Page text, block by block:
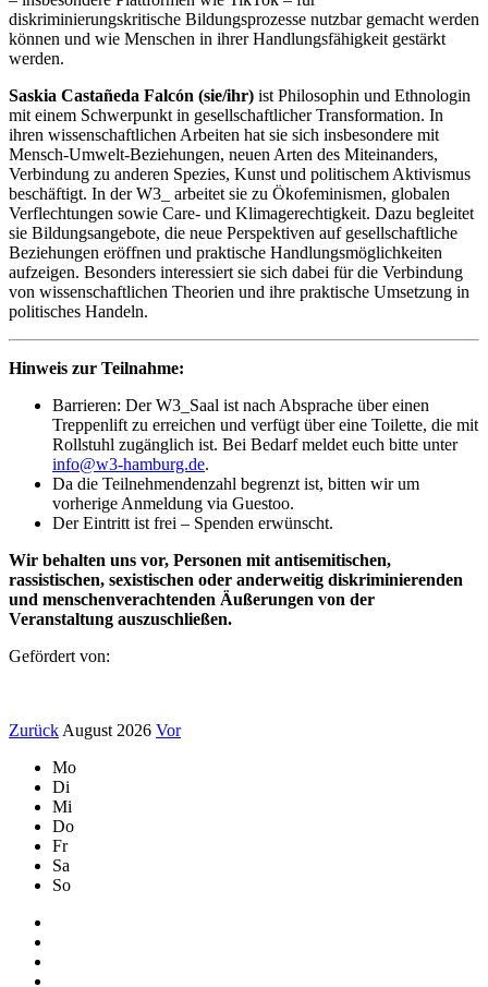
diskriminierungskritische Bildungsprozesse nutzbar gemacht werden
können und wie Menschen in ihrer Handlungsfähigkeit gestärkt
werden.
Saskia Castañeda Falcón (sie/ihr) ist Philosophin und Ethnologin
mit einem Schwerpunkt in gesellschaftlicher Transformation. In
ihren wissenschaftlichen Arbeiten hat sie sich insbesondere mit
Mensch-Umwelt-Beziehungen, neuen Arten des Miteinanders,
Verbindung zu anderen Spezies, Kunst und politischem Aktivismus
beschäftigt. In der W3_ arbeitet sie zu Ökofeminismen, globalen
Verflechtungen sowie Care- und Klimagerechtigkeit. Dazu begleitet
sie Bildungsangebote, die neue Perspektiven auf gesellschaftliche
Beziehungen eröffnen und praktische Handlungsmöglichkeiten
aufzeigen. Besonders interessiert sie sich dabei für die Verbindung
von wissenschaftlichen Theorien und ihre praktische Umsetzung in
politisches Handeln.
Hinweis zur Teilnahme:
Barrieren: Der W3_Saal ist nach Absprache über einen
Treppenlift zu erreichen und verfügt über eine Toilette, die mit
Rollstuhl zugänglich ist. Bei Bedarf meldet euch bitte unter
info@w3-hamburg.de.
Da die Teilnehmendenzahl begrenzt ist, bitten wir um
vorherige Anmeldung via Guestoo.
Der Eintritt ist frei – Spenden erwünscht.
Wir behalten uns vor, Personen mit antisemitischen,
rassistischen, sexistischen oder anderweitig diskriminierenden
und menschenverachtenden Äußerungen von der
Veranstaltung auszuschließen.
Gefördert von:
Zurück August 2026 Vor
Mo
Di
Mi
Do
Fr
Sa
So